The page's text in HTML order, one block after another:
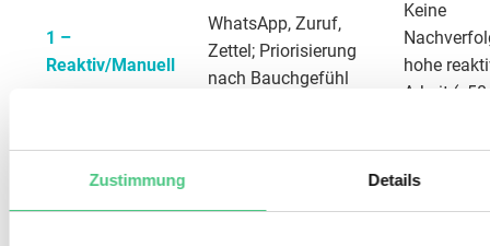
Zustimmung Details
1 –
Reaktiv/Manuell
WhatsApp, Zuruf,
Zettel; Priorisierung
nach Bauchgefühl
Keine
hohe
Arbeit
PM; Disposition
Priority
fehlende